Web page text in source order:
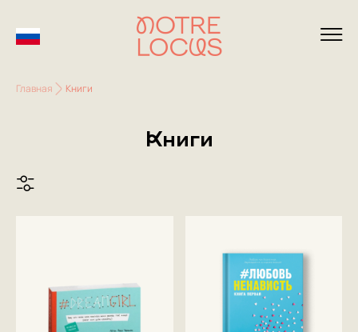
Главная Книги
Книги